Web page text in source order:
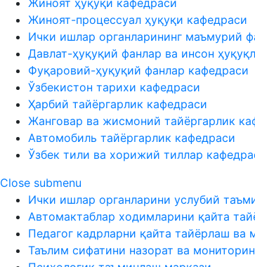
Жиноят ҳуқуқи кафедраси
Жиноят-процессуал ҳуқуқи кафедраси
Ички ишлар органларининг маъмурий
Давлат-ҳуқуқий фанлар ва инсон
Фуқаровий-ҳуқуқий фанлар кафедраси
Ўзбекистон тарихи кафедраси
Ҳарбий тайёргарлик кафедраси
Жанговар ва жисмоний тайёргарлик
Автомобиль тайёргарлик кафедраси
Ўзбек тили ва хорижий тиллар
Close submenu
Ички ишлар органларини услубий
Автомактаблар ходимларини қайта
Педагог кадрларни қайта тайёрлаш
Таълим сифатини назорат ва